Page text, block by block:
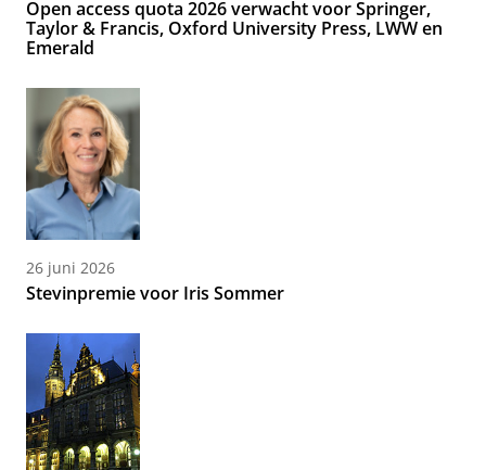
Open access quota 2026 verwacht voor Springer,
Taylor & Francis, Oxford University Press, LWW en
Emerald
26 juni 2026
Stevinpremie voor Iris Sommer